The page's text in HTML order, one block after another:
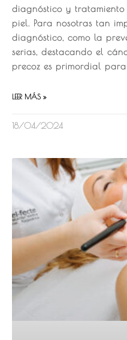
diagnóstico y
piel. Para nosotras tan
diagnóstico, como la
serias, destacando el
precoz es primordial
LEER MÁS »
18/04/2024